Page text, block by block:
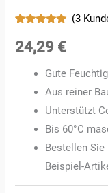
mit 5.00
von 5,
Kundenbewertungen
(3
24,29 €
Gute
Aus reiner
Unterstützt
Bis 60°C
Bestellen Sie
Beispiel-